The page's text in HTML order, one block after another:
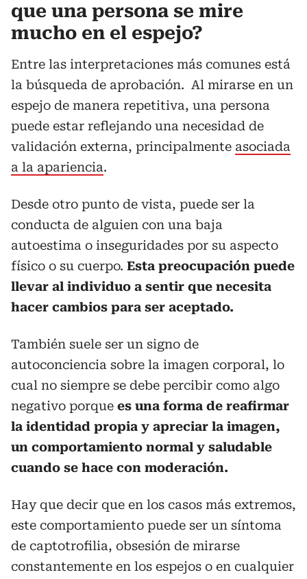
que una persona se mire
mucho en el espejo?
Entre las interpretaciones más comunes está
la búsqueda de aprobación. Al mirarse en un
espejo de manera repetitiva, una persona
puede estar reflejando una necesidad de
validación externa, principalmente asociada
a la apariencia.
Desde otro punto de vista, puede ser la
conducta de alguien con una baja
autoestima o inseguridades por su aspecto
físico o su cuerpo. Esta preocupación puede
llevar al individuo a sentir que necesita
hacer cambios para ser aceptado.
También suele ser un signo de
autoconciencia sobre la imagen corporal, lo
cual no siempre se debe percibir como algo
negativo porque es una forma de reafirmar
la identidad propia y apreciar la imagen,
un comportamiento normal y saludable
cuando se hace con moderación.
Hay que decir que en los casos más extremos,
este comportamiento puede ser un síntoma
de captotrofilia, obsesión de mirarse
constantemente en los espejos o en cualquier